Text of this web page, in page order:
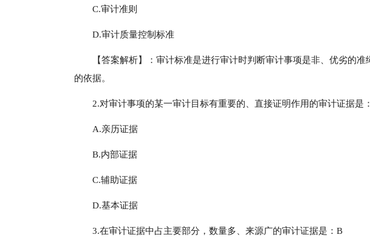
C.审计准则
D.审计质量控制标准
【答案解析】：审计标准是进行审计时判断审计事项是非、优劣的
的依据。
2.对审计事项的某一审计目标有重要的、直接证明作用的审计证据是
A.亲历证据
B.内部证据
C.辅助证据
D.基本证据
3.在审计证据中占主要部分，数量多、来源广的审计证据是：B